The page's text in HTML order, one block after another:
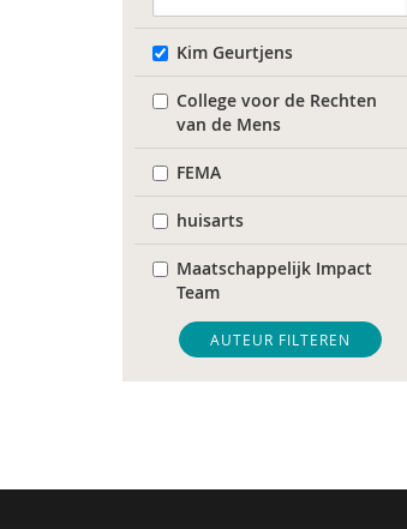
Kim Geurtjens
College voor de Rechten
van de Mens
FEMA
huisarts
Maatschappelijk Impact
Team
Mariëlle Bruning
Movisie
Raad voor Volksgezondheid
AUTEUR FILTEREN